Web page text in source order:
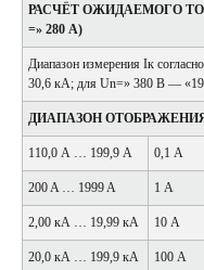
РАСЧЁТ ОЖИДАЕМОГО
=» 280 А)
Диапазон измерения Iк
30,6 кА; для Un=» 380 В —
ДИАПАЗОН
110,0 А … 199,9 A 0,1 А
200 A … 1999 A 1 А
2,00 кА … 19,99 кА 10 А
20,0 кА … 199,9 кА 100 А